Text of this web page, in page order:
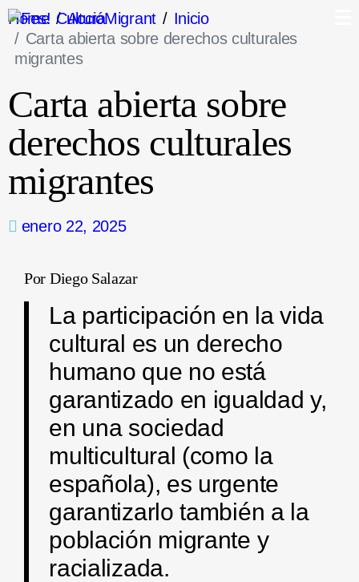
Home AccióMigrant
Inicio
Carta abierta sobre derechos culturales
migrantes
Carta abierta sobre
derechos culturales
migrantes
enero 22, 2025
Por Diego Salazar
La participación en la vida
cultural es un derecho
humano que no está
garantizado en igualdad y,
en una sociedad
multicultural (como la
española), es urgente
garantizarlo también a la
población migrante y
racializada.